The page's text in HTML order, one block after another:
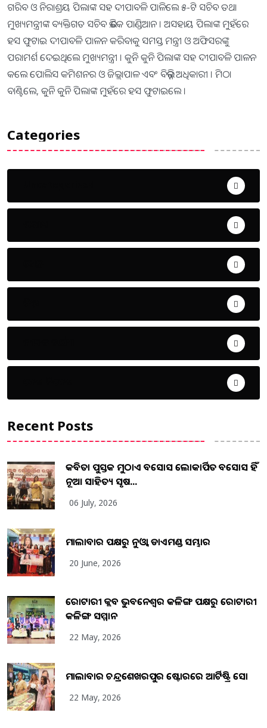
ଗରିବ ଓ ନିରାଶ୍ରୟ ପିଲାଙ୍କ ସହ ଦୀପାବଳି ପାଳିଲେ ୫-ଟି ସଚିବ ତଥା
ମୁଖ୍ୟମନ୍ତ୍ରୀଙ୍କ ବ୍ୟକ୍ତିଗତ ସଚିବ ଭି.କେ ପାଣ୍ଡିଆନ । ଅସହାୟ ପିଲାଙ୍କ ମୁହଁରେ
ହସ ଫୁଟାଇ ଦୀପାବଳି ପାଳନ କରିବାକୁ ସମସ୍ତ ମନ୍ତ୍ରୀ ଓ ଅଫିସରଙ୍କୁ
ପରାମର୍ଶ ଦେଇଥିଲେ ମୁଖ୍ୟମନ୍ତ୍ରୀ । କୁନି କୁନି ପିଲାଙ୍କ ସହ ଦୀପାବଳି ପାଳନ
କଲେ ପୋଲିସ କମିଶନର ଓ ଜିଲ୍ଲାପାଳ ଏବଂ ବିଭିନ୍ନ ଅଧିକାରୀ । ମିଠା
ବାଣ୍ଟିଲେ, କୁନି କୁନି ପିଲାଙ୍କ ମୁହଁରେ ହସ ଫୁଟାଇଲେ ।
Categories
Recent Posts
କବିତା ପୁସ୍ତକ ମୁଠାଏ ଅବସୋସ ଲୋକାର୍ପିତ ଅବସୋସ ହିଁ
ନୂଆ ସାହିତ୍ୟ ସୃଷ...
06 July, 2026
ମାଲାବାର ପକ୍ଷରୁ ନୁଓ୍ବା ଡାଏମଣ୍ଡ ସମ୍ଭାର
20 June, 2026
ରୋଟାରୀ କ୍ଲବ ଭୁବନେଶ୍ୱର କଳିଙ୍ଗ ପକ୍ଷରୁ ରୋଟାରୀ
କଳିଙ୍ଗ ସମ୍ମାନ
22 May, 2026
ମାଲାବାର ଚନ୍ଦ୍ରଶେଖରପୁର ଷ୍ଟୋରରେ ଆର୍ଟିଷ୍ଟ୍ରି ସୋ
22 May, 2026